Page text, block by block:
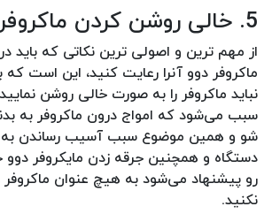
5. خالی روشن کردن ماکروفر
از مهم ترین و اصولی ترین نکاتی که باید
ماکروفر دوو آنرا رعایت کنید، این است
نباید ماکروفر را به صورت خالی روشن
سبب می‌شود که امواج درون ماکروفر به
شو و همین موضوع سبب آسیب رساندن به
دستگاه و همچنین جرقه زدن مایکروفر دوو
رو پیشنهاد می‌شود به هیچ عنوان ماکروفر
نکنید.